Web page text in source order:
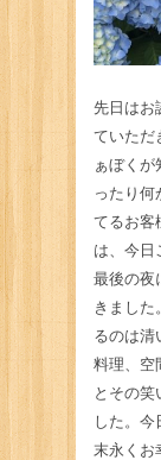
先日はお
ていただ
ぁぼくが
ったり何
てるお客
は、今日
最後の夜
きました
るのは清
料理、空
とその笑
した。今
末永くお